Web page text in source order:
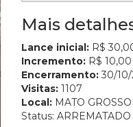
Mais
Lance inicial: R$
Incremento: R$ 10,00
Encerramento: 30/10/
Visitas: 1107
Local: MATO
Status: ARREMATADO